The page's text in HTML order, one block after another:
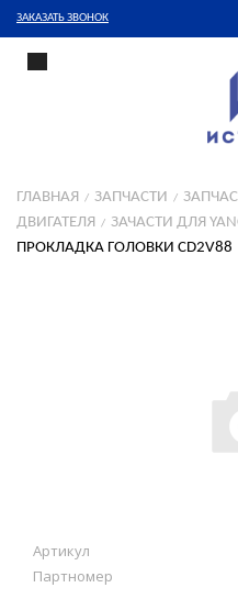
ЗАКАЗАТЬ ЗВОНОК
ГЛАВНАЯ ЗАПЧАСТИ
ДВИГАТЕЛЯ
ЗАЧАСТИ ДЛЯ
ПРОКЛАДКА ГОЛОВКИ CD2V88
Артикул
Партномер